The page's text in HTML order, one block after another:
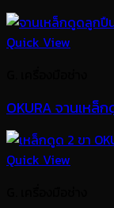
Quick View
OKURA จานเหล็
Quick View